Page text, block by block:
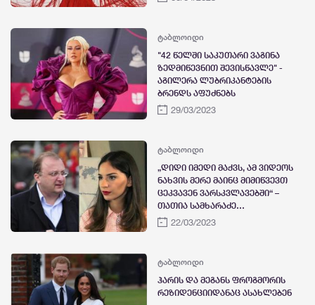
ტაბლოიდი
"42 წელში საკუთარი ვაგინა
ზედმიწევნით შევისწავლე" -
აგილერა ლუბრიკანტების
ბრენდს აფუძნებს
29/03/2023
ტაბლოიდი
„დიდი იმედი მაქვს, ამ ვიდეოს
ნახვის მერე მაინც მიმიწვევთ
ცეკვავენ ვარსკვლავებში“ –
თათია სამხარაძე
რამიშვილთან ცეკვაზე
22/03/2023
ტაბლოიდი
ჰარის და მეგანს ფროგმორის
რეზიდენციიდანაც ასახლებენ